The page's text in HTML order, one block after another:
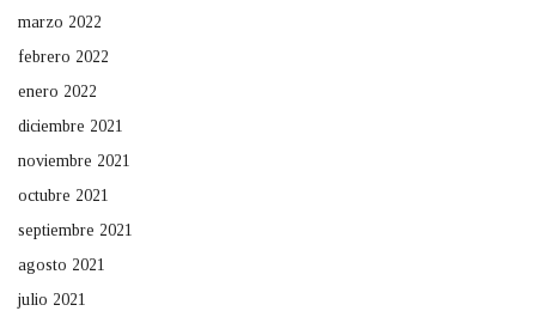
marzo 2022
febrero 2022
enero 2022
diciembre 2021
noviembre 2021
octubre 2021
septiembre 2021
agosto 2021
julio 2021